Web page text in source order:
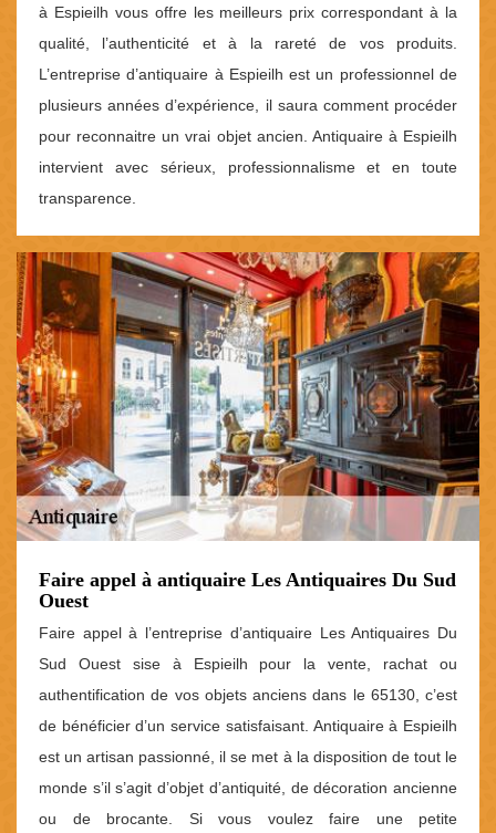
à Espieilh vous offre les meilleurs prix correspondant à la
qualité, l’authenticité et à la rareté de vos produits.
L’entreprise d’antiquaire à Espieilh est un professionnel de
plusieurs années d’expérience, il saura comment procéder
pour reconnaitre un vrai objet ancien. Antiquaire à Espieilh
intervient avec sérieux, professionnalisme et en toute
transparence.
Faire appel à antiquaire Les Antiquaires Du Sud
Ouest
Faire appel à l’entreprise d’antiquaire Les Antiquaires Du
Sud Ouest sise à Espieilh pour la vente, rachat ou
authentification de vos objets anciens dans le 65130, c’est
de bénéficier d’un service satisfaisant. Antiquaire à Espieilh
est un artisan passionné, il se met à la disposition de tout le
monde s’il s’agit d’objet d’antiquité, de décoration ancienne
ou de brocante. Si vous voulez faire une petite